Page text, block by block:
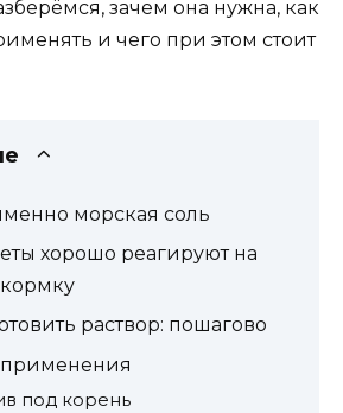
зачем она нужна, как
и чего при этом стоит
морская соль
хорошо реагируют на
раствор: пошагово
под корень